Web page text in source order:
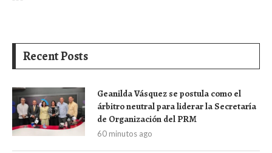
Recent Posts
Geanilda Vásquez se postula como el
árbitro neutral para liderar la Secretaría
de Organización del PRM
60 minutos ago